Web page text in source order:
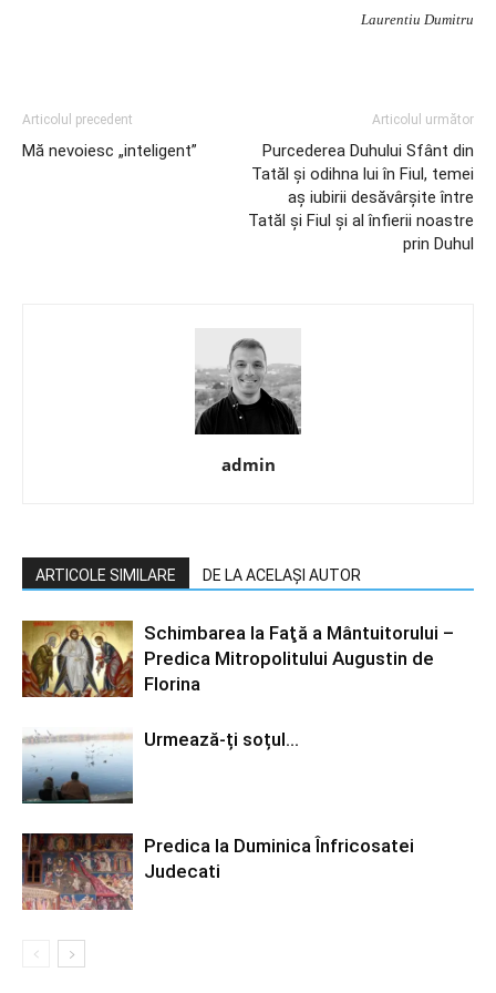
Laurentiu Dumitru
Articolul precedent
Mă nevoiesc „inteligent”
Articolul următor
Purcederea Duhului Sfânt din
Tatăl şi odihna lui în Fiul, temei
aş iubirii desăvârşite între
Tatăl şi Fiul şi al înfierii noastre
prin Duhul
admin
ARTICOLE SIMILARE DE LA ACELAȘI AUTOR
Schimbarea la Faţă a Mântuitorului –
Predica Mitropolitului Augustin de
Florina
Urmează-ți soțul…
Predica la Duminica Înfricosatei
Judecati